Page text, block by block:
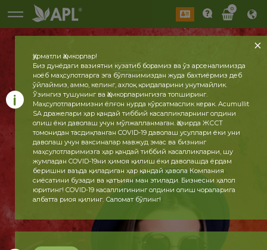
0
Ҳурматли Ҳамкорлар!
Биз дунёдаги вазиятни кузатиб борамиз ва ўз арсеналимизда
ноёб маҳсулотларга эга бўлганимиздан жуда бахтиёрмиз деб
ўйлаймиз, аммо, келинг, ахлоқ қоидаларини унутмайлик.
Ўзингиз тушунинг ва Ҳамкорларингизга топширинг.
Маҳсулотларимизни ёлғон нурда кўрсатмаслик керак. Acumullit
SA дражелари ҳар қандай тиббий касалликларнинг олдини
олиш ёки даволаш учун мўлжалланмаган. Ҳозирда ЖССТ
томонидан тасдиқланган COVID-19 даволаш усуллари ёки уни
даволаш учун ваксиналар мавжуд эмас ва бизнинг
маҳсулотларимизга ҳар қандай тиббий касалликларни, шу
жумладан COVID-19ни ҳимоя қилиш ёки даволашда ёрдам
беришни ваъда қиладиган ҳар қандай ҳавола Компания
сиёсатини бузади ва қатъиян ман этилади. Бизнесни ҳалол
юритинг! COVID-19 касаллигининг олдини олиш чораларига
албатта риоя қилинг. Саломат бўлинг!